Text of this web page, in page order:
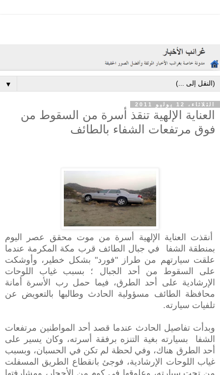
▼
الثلاثاء، 12 يوليو 2011
العناية الإلهية تنقذ أسرة من السقوط من
فوق مرتفعات الشفاء بالطائف
أنقذت العناية الإلهية أسرة من موت محقق عصر اليوم
بمنطقة الشفا في جبال الطائف قرب مكة المكرمة عندما
علقت سيارتهم من طراز "فورد" بشكل خطير، وأوشكت
على السقوط من أحد الجبال ؛ بسبب غياب اللوحات
الإرشادية على أحد الطرق، فيما حمل رب الأسرة أمانة
محافظة الطائف مسؤولية الحادث وطالبها بالتعويض عن
تلفيات سيارته.
وبدأت تفاصيل الحادث عندما قصد أحد المواطنين مرتفعات
الشفا بسيارته بغية التنزه برفقة أسرته، وكان يسير على
أحد الطرق هناك، وفي لحظة لم تكن في الحسبان، وبسبب
غياب اللوحات الإرشادية، فوجئ بانقطاع الطريق المسفلت
من تحت سيارته، وعلوقها في كوم من الأحجار، ومشارفتها